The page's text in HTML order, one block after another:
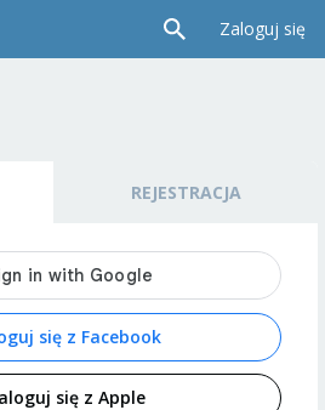
Zaloguj się
REJESTRACJA
się z Facebook
się z Apple